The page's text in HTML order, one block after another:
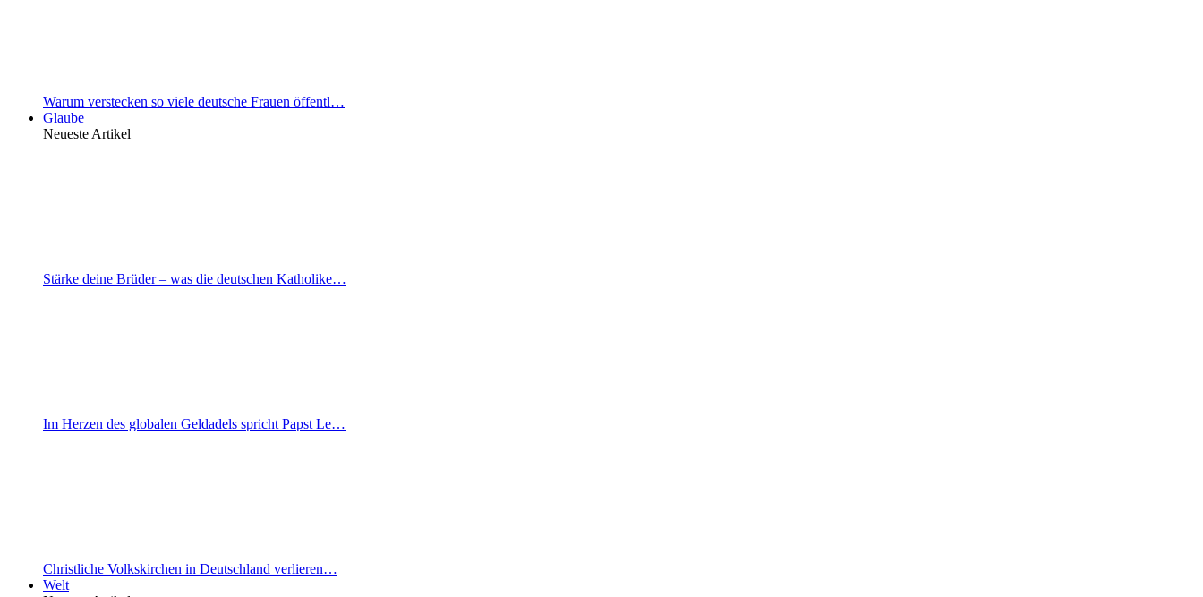
Warum verstecken so viele deutsche Frauen öffentl…
Glaube
Neueste Artikel
Stärke deine Brüder – was die deutschen Katholike…
Im Herzen des globalen Geldadels spricht Papst Le…
Christliche Volkskirchen in Deutschland verlieren…
Welt